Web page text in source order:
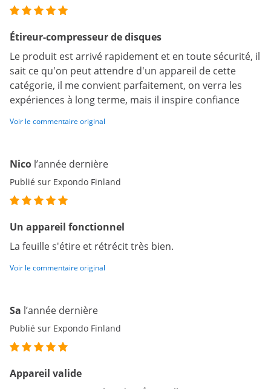
Étireur-compresseur de disques
Le produit est arrivé rapidement et en toute sécurité, il
sait ce qu'on peut attendre d'un appareil de cette
catégorie, il me convient parfaitement, on verra les
expériences à long terme, mais il inspire confiance
Voir le commentaire original
Nico l’année dernière
Publié sur Expondo Finland
Un appareil fonctionnel
La feuille s'étire et rétrécit très bien.
Voir le commentaire original
Sa l’année dernière
Publié sur Expondo Finland
Appareil valide